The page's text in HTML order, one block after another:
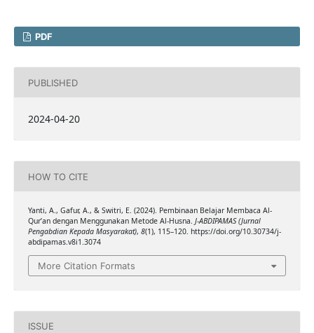
PDF
PUBLISHED
2024-04-20
HOW TO CITE
Yanti, A., Gafur, A., & Switri, E. (2024). Pembinaan Belajar Membaca Al-
Qur’an dengan Menggunakan Metode Al-Husna. J-ABDIPAMAS (Jurnal
Pengabdian Kepada Masyarakat), 8(1), 115–120. https://doi.org/10.30734/j-
abdipamas.v8i1.3074
More Citation Formats
ISSUE